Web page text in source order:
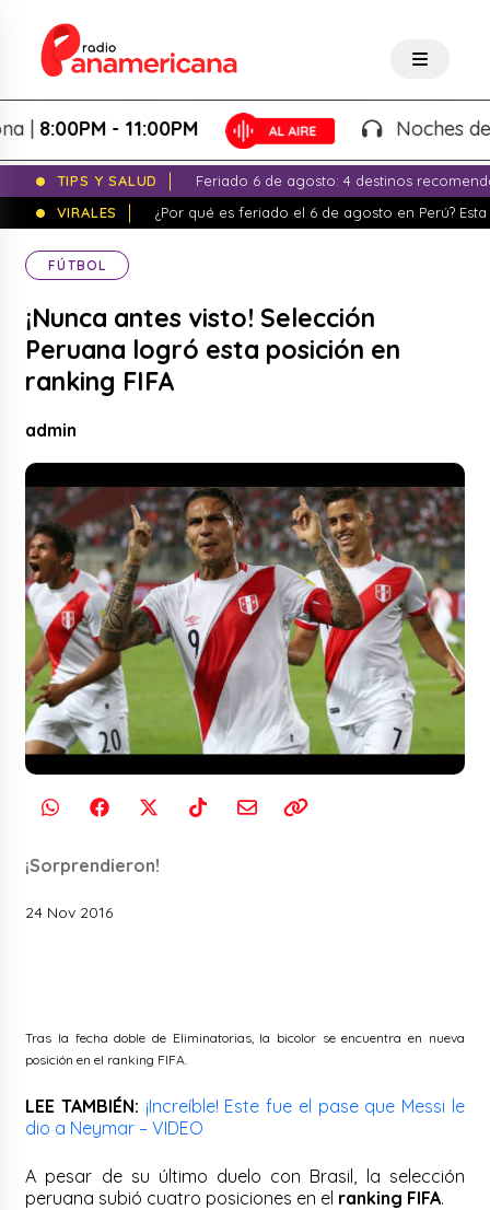
- 11:00PM Noches de
TIPS Y SALUD
Feriado 6 de agosto: 4 destinos
VIRALES
¿Por qué es feriado el 6 de agosto en Perú?
FÚTBOL
¡Nunca antes visto! Selección
Peruana logró esta posición en
ranking FIFA
admin
¡Sorprendieron!
24 Nov 2016
Tras la fecha doble de Eliminatorias, la bicolor se encuentra en nueva
posición en el ranking FIFA.
LEE TAMBIÉN: ¡Increíble! Este fue el pase que Messi le
dio a Neymar – VIDEO
A pesar de su último duelo con Brasil, la selección
peruana subió cuatro posiciones en el ranking FIFA.